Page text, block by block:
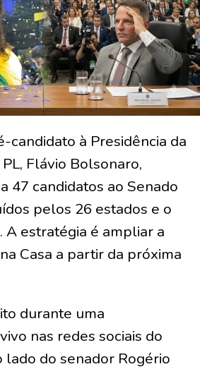
candidato à Presidência da
Flávio Bolsonaro,
47 candidatos ao Senado
pelos 26 estados e o
A estratégia é ampliar a
Casa a partir da próxima
durante uma
nas redes sociais do
lado do senador Rogério